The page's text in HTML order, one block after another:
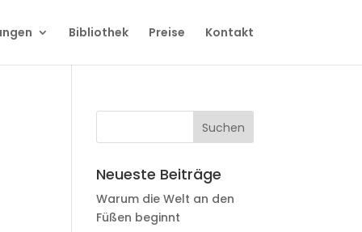
Bibliothek Preise Kontakt
Neueste Beiträge
Warum die Welt an den
Füßen beginnt